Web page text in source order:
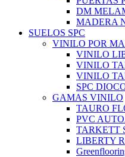
DM
MADERA
SUELOS SPC
VINILO POR
VINILO
VINILO
VINILO
SPC
GAMAS VINILO
TAURO
PVC
TARKETT
LIBERTY